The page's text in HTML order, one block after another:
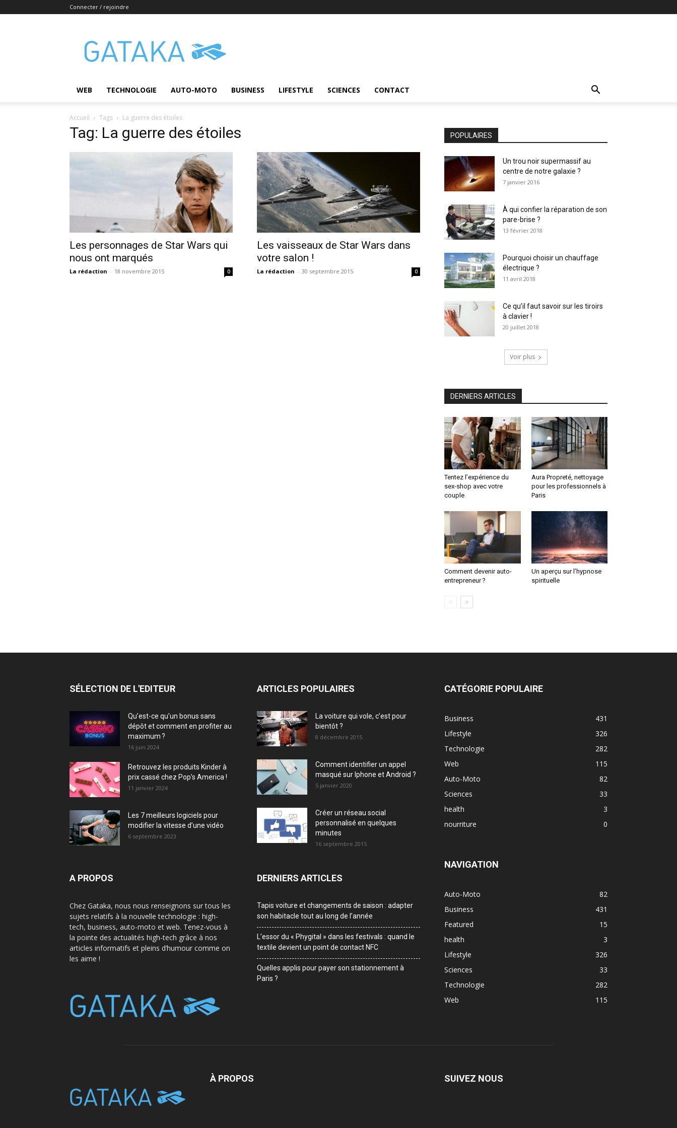
Connecter / rejoindre
WEB TECHNOLOGIE AUTO-MOTO BUSINESS LIFESTYLE SCIENCES CONTACT
Accueil Tags La guerre des étoiles
Tag: La guerre des étoiles
Les personnages de Star Wars qui
nous ont marqués
La rédaction - 18 novembre 2015 0
Les vaisseaux de Star Wars dans
votre salon !
La rédaction - 30 septembre 2015 0
POPULAIRES
Un trou noir supermassif au
centre de notre galaxie ?
7 janvier 2016
À qui confier la réparation de son
pare-brise ?
13 février 2018
Pourquoi choisir un chauffage
électrique ?
11 avril 2018
Ce qu’il faut savoir sur les tiroirs
à clavier !
20 juillet 2018
Voir plus
DERNIERS ARTICLES
Tentez l’expérience du
sex-shop avec votre
couple
Aura Propreté, nettoyage
pour les professionnels à
Paris
Comment devenir auto-
entrepreneur ?
Un aperçu sur l’hypnose
spirituelle
SÉLECTION DE L'EDITEUR
Qu’est-ce qu’un bonus sans
dépôt et comment en profiter au
maximum ?
16 juin 2024
Retrouvez les produits Kinder à
prix cassé chez Pop’s America !
11 janvier 2024
Les 7 meilleurs logiciels pour
modifier la vitesse d’une vidéo
6 septembre 2023
A PROPOS
Chez Gataka, nous nous renseignons sur tous les
sujets relatifs à la nouvelle technologie : high-
tech, business, auto-moto et web. Tenez-vous à
la pointe des actualités high-tech grâce à nos
articles informatifs et pleins d’humour comme on
les aime !
ARTICLES POPULAIRES
La voiture qui vole, c’est pour
bientôt ?
8 décembre 2015
Comment identifier un appel
masqué sur Iphone et Android ?
5 janvier 2020
Créer un réseau social
personnalisé en quelques
minutes
16 septembre 2015
DERNIERS ARTICLES
Tapis voiture et changements de saison : adapter
son habitacle tout au long de l’année
L’essor du « Phygital » dans les festivals : quand le
textile devient un point de contact NFC
Quelles applis pour payer son stationnement à
Paris ?
CATÉGORIE POPULAIRE
Business
431
Lifestyle
326
Technologie
282
Web
115
Auto-Moto
82
Sciences
33
health
3
nourriture
0
NAVIGATION
Auto-Moto
82
Business
431
Featured
15
health
3
Lifestyle
326
Sciences
33
Technologie
282
Web
115
À PROPOS SUIVEZ NOUS